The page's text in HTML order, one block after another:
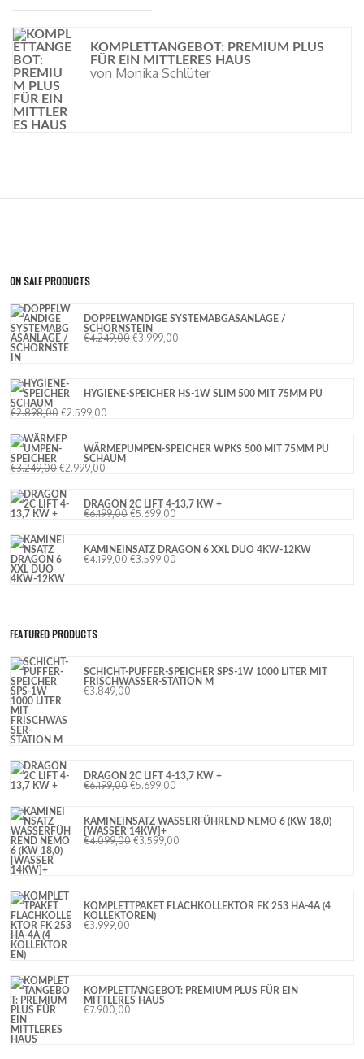
KOMPLETTANGEBOT: PREMIUM PLUS
FÜR EIN MITTLERES HAUS
von Monika Schlüter
ON SALE PRODUCTS
DOPPELWANDIGE SYSTEMABGASANLAGE /
SCHORNSTEIN
€4.249,00 €3.999,00
HYGIENE-SPEICHER HS-1W SLIM 500 MIT 75MM PU
SCHAUM
€2.898,00 €2.599,00
WÄRMEPUMPEN-SPEICHER WPKS 500 MIT 75MM PU
SCHAUM
€3.249,00 €2.999,00
DRAGON 2C LIFT 4-13,7 KW +
€6.199,00 €5.699,00
KAMINEINSATZ DRAGON 6 XXL DUO 4KW-12KW
€4.199,00 €3.599,00
FEATURED PRODUCTS
SCHICHT-PUFFER-SPEICHER SPS-1W 1000 LITER MIT
FRISCHWASSER-STATION M
€3.849,00
DRAGON 2C LIFT 4-13,7 KW +
€6.199,00 €5.699,00
KAMINEINSATZ WASSERFÜHREND NEMO 6 (KW 18,0)
[WASSER 14KW]+
€4.099,00 €3.599,00
KOMPLETTPAKET FLACHKOLLEKTOR FK 253 HA-4A (4
KOLLEKTOREN)
€3.999,00
KOMPLETTANGEBOT: PREMIUM PLUS FÜR EIN
MITTLERES HAUS
€7.900,00